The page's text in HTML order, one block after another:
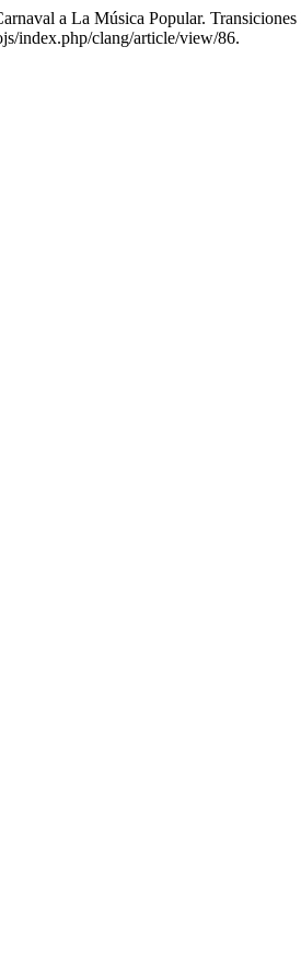
a La Música Popular.
index.php/clang/article/view/86.